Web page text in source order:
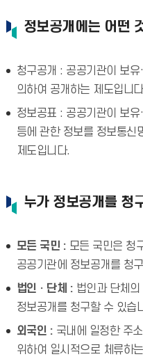
정보공개에는 어떤
청구공개 : 공공기관이 보유
의하여 공개하는 제도입니
정보공표 : 공공기관이 보
등에 관한 정보를 정보통신
제도입니다.
누가 정보공개를 청
모든 국민 : 모든 국민은 청
공공기관에 정보공개를 청
법인 · 단체 : 법인과 단체의
정보공개를 청구할 수 있습
외국인 : 국내에 일정한 주
위하여 일시적으로 체류하